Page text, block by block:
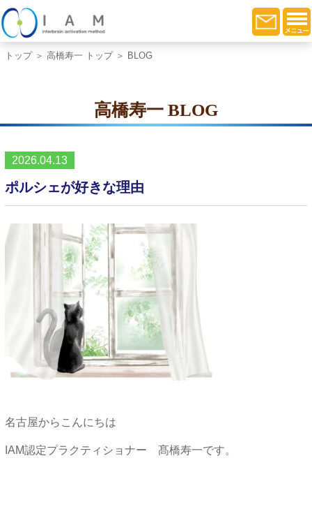
トップ＞ 高橋寿一 トップ＞ BLOG
高橋寿一 BLOG
2026.04.13
ポルシェが好きな理由
名古屋からこんにちは
IAM認定プラクティショナー 髙橋寿一です。